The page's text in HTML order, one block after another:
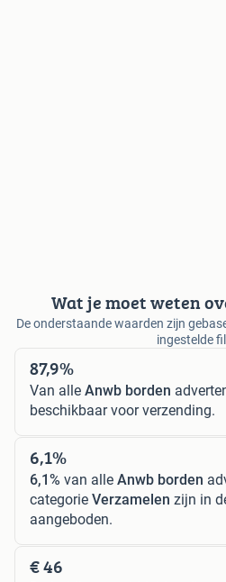
Wat je moet weten
De onderstaande waarden zijn
ingestelde
87,9%
Van alle Anwb borden
beschikbaar voor verzending.
6,1%
6,1% van alle Anwb borden
categorie Verzamelen zijn in
aangeboden.
€ 46